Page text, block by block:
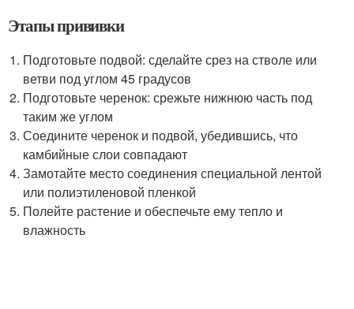
Этапы прививки
Подготовьте подвой: сделайте срез на стволе или
ветви под углом 45 градусов
Подготовьте черенок: срежьте нижнюю часть под
таким же углом
Соедините черенок и подвой, убедившись, что
камбийные слои совпадают
Замотайте место соединения специальной лентой
или полиэтиленовой пленкой
Полейте растение и обеспечьте ему тепло и
влажность